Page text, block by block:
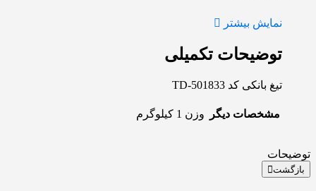
نمایش بیشتر
توضیحات تکمیلی
تیغ بانکی کد TD-501833
مشخصات دیگر وزن 1 کیلوگرم
توضیحات
بازگشت